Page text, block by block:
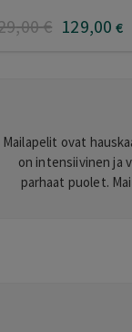
,00€ 129,00 €
Mailapelit ovat
on intensiivinen ja
parhaat puolet.